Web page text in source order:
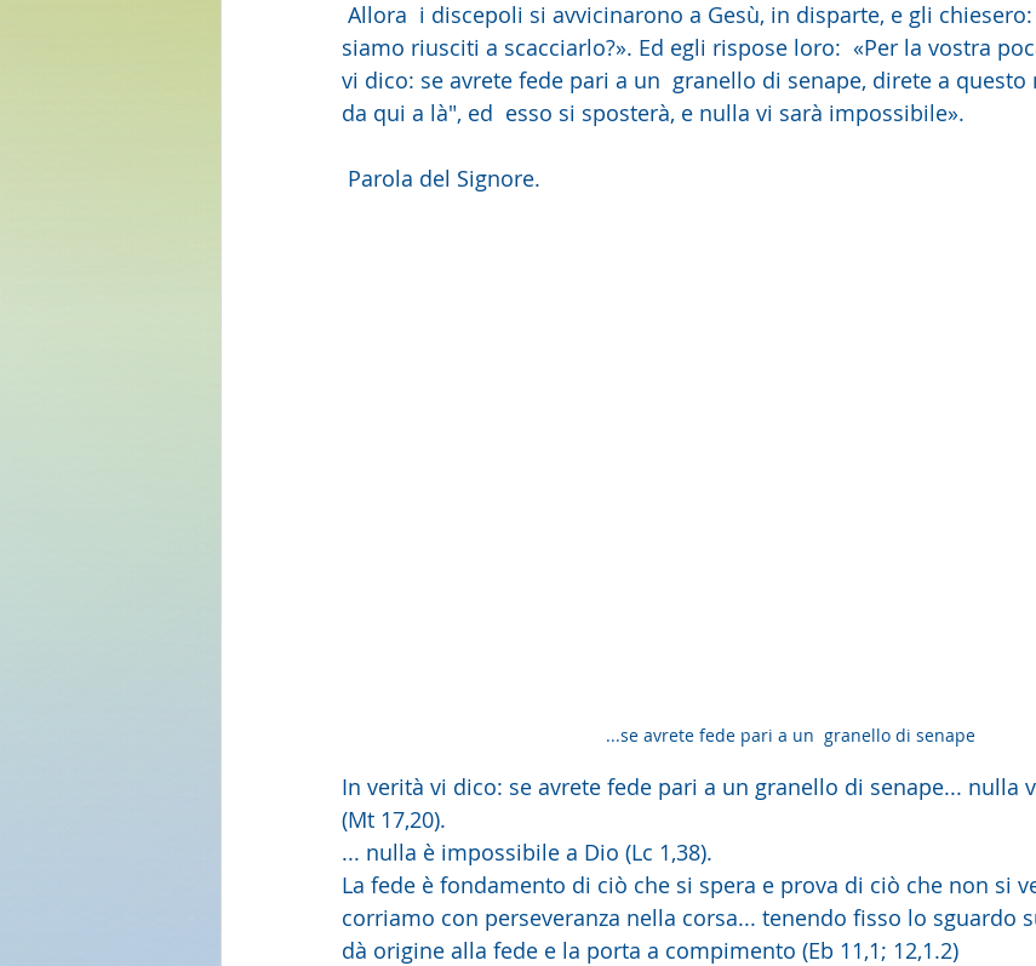
siamo riusciti a scacciarlo?». Ed egli rispose loro:  «Per la vostra
vi dico: se avrete fede pari a un  granello di senape, direte a questo
da qui a là", ed  esso si sposterà, e nulla vi sarà impossibile».
Parola del Signore.
...se avrete fede pari a un  granello di senape
In verità vi dico: se avrete fede pari a un granello di senape... nulla
(Mt 17,20).
... nulla è impossibile a Dio (Lc 1,38).
La fede è fondamento di ciò che si spera e prova di ciò che non si
corriamo con perseveranza nella corsa... tenendo fisso lo sguardo
dà origine alla fede e la porta a compimento (Eb 11,1; 12,1.2)